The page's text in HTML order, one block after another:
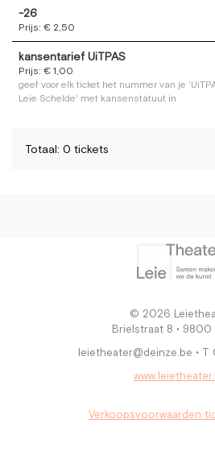
-26
Prijs: € 2,50
kansentarief UiTPAS
Prijs: € 1,00
geef voor elk ticket het nummer van je
Leie Schelde' met kansenstatuut in
Totaal: 0 tickets
© 2026
Brielstraat 8 • 9800
leietheater@deinze.be •
Verkoopsvoorwaarden